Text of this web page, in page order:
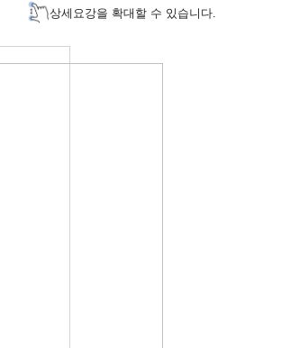
상세요강을 확대할 수 있습니다.